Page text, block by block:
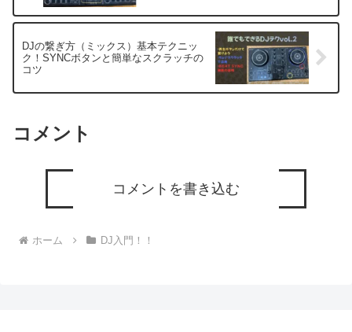
DJの繋ぎ方（ミックス）基本テクニッ
ク！SYNCボタンと簡単なスクラッチの
コツ
コメント
コメントを書き込む
ホーム DJ入門！！